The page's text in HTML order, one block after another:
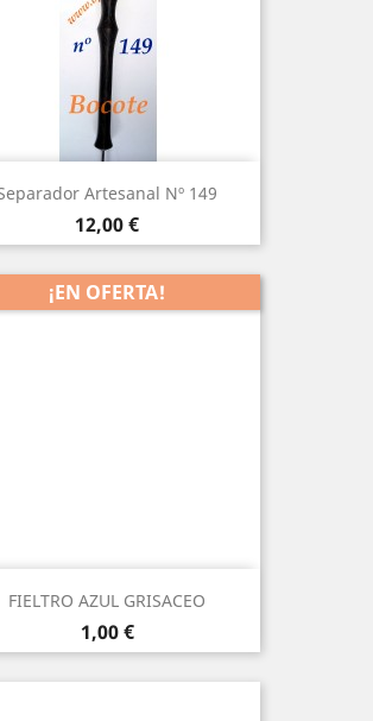
Artesanal Nº 149
Precio
12,00 €
FIELTRO AZUL GRISACEO
Precio
1,00 €
¡EN OFERTA!